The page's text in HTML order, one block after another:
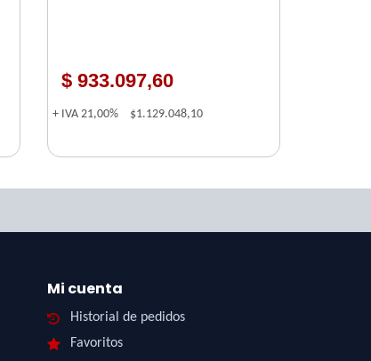
$ 933.097,60
+ IVA21,00% $1.129.048,10
Mi cuenta
Historial de pedidos
Favoritos